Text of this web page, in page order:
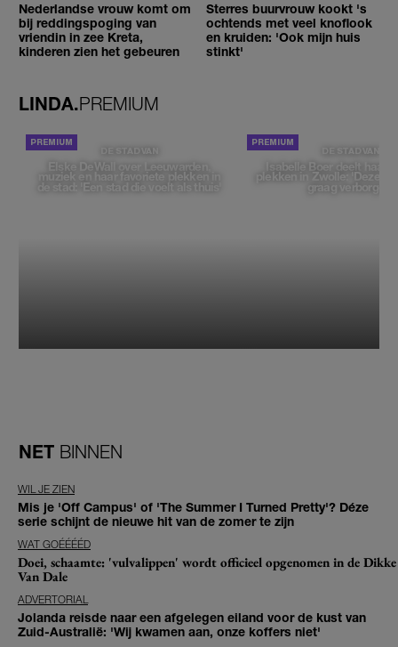
Nederlandse vrouw komt om
bij reddingspoging van
vriendin in zee Kreta,
kinderen zien het gebeuren
Sterres buurvrouw kookt 's
ochtends met veel knoflook
en kruiden: 'Ook mijn huis
stinkt'
LINDA.PREMIUM
DE STAD VAN
Elske DeWall over Leeuwarden,
muziek en haar favoriete plekken in
de stad: 'Een stad die voelt als thuis'
DE STAD VAN
Isabelle Boer deelt haar
plekken in Zwolle: 'Deze
graag verborgen'
NET BINNEN
WIL JE ZIEN
Mis je 'Off Campus' of 'The Summer I Turned Pretty'? Déze
serie schijnt de nieuwe hit van de zomer te zijn
WAT GOÉÉÉÉD
Doei, schaamte: 'vulvalippen' wordt officieel opgenomen in de Dikke
Van Dale
ADVERTORIAL
Jolanda reisde naar een afgelegen eiland voor de kust van
Zuid-Australië: 'Wij kwamen aan, onze koffers niet'